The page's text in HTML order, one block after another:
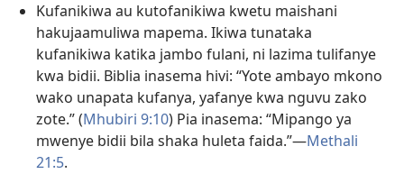
Kufanikiwa au kutofanikiwa kwetu maishani
hakujaamuliwa mapema. Ikiwa tunataka
kufanikiwa katika jambo fulani, ni lazima tulifanye
kwa bidii. Biblia inasema hivi: “Yote ambayo mkono
wako unapata kufanya, yafanye kwa nguvu zako
zote.” (Mhubiri 9:10) Pia inasema: “Mipango ya
mwenye bidii bila shaka huleta faida.”—Methali
21:5.